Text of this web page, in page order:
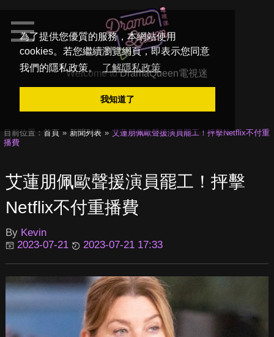
為了提供您優質的服務，本網站使用
cookies。若您繼續瀏覽網頁，即表示您同意
我們的隱私政策。
了解隱私政策
我知道了
Welcome toDramaQueen電視迷
目前位置： 首頁 新聞列表
艾蓮朋佩歐聲援演員罷工！抨擊Netflix不付重
播費
艾蓮朋佩歐聲援演員罷工！抨擊
Netflix不付重播費
By Kevin
2023-07-21
2023-07-21 17:33